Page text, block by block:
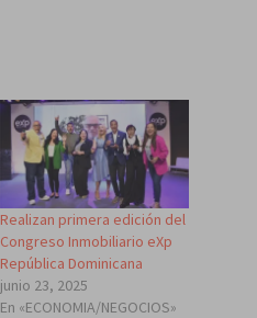
Realizan primera edición del
Congreso Inmobiliario eXp
República Dominicana
junio 23, 2025
En «ECONOMIA/NEGOCIOS»